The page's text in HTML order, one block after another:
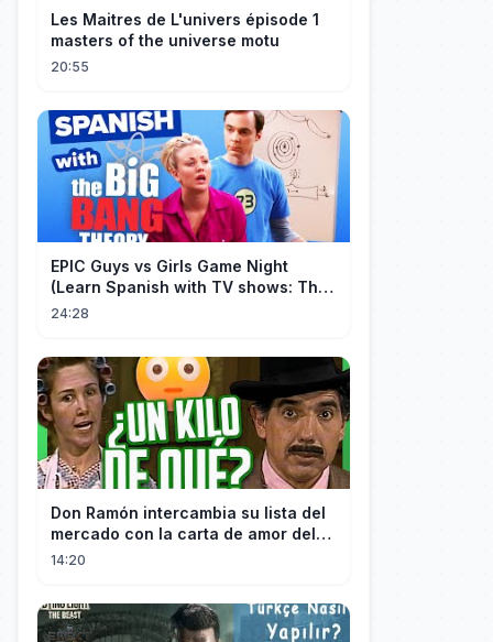
Les Maitres de L'univers épisode 1
masters of the universe motu
20:55
EPIC Guys vs Girls Game Night
(Learn Spanish with TV shows: The
Big Bang Theory)
24:28
Don Ramón intercambia su lista del
mercado con la carta de amor del
Profesor
14:20